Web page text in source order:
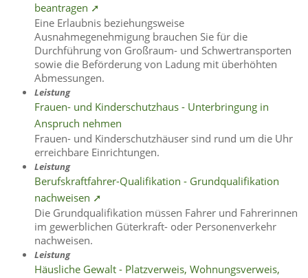
beantragen ➚
Eine Erlaubnis beziehungsweise
Ausnahmegenehmigung brauchen Sie für die
Durchführung von Großraum- und Schwertransporten
sowie die Beförderung von Ladung mit überhöhten
Abmessungen.
Leistung
Frauen- und Kinderschutzhaus - Unterbringung in
Anspruch nehmen
Frauen- und Kinderschutzhäuser sind rund um die Uhr
erreichbare Einrichtungen.
Leistung
Berufskraftfahrer-Qualifikation - Grundqualifikation
nachweisen ➚
Die Grundqualifikation müssen Fahrer und Fahrerinnen
im gewerblichen Güterkraft- oder Personenverkehr
nachweisen.
Leistung
Häusliche Gewalt - Platzverweis, Wohnungsverweis,